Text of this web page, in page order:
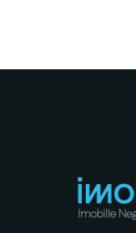
Imobille